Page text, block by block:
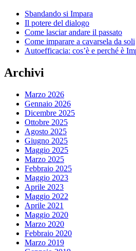
Sbandando si Impara
Il potere del dialogo
Come lasciar andare il passato
Come imparare a cavarsela da soli
Autoefficacia: cos’è e perché è
Archivi
Marzo 2026
Gennaio 2026
Dicembre 2025
Ottobre 2025
Agosto 2025
Giugno 2025
Maggio 2025
Marzo 2025
Febbraio 2025
Maggio 2023
Aprile 2023
Maggio 2022
Aprile 2021
Maggio 2020
Marzo 2020
Febbraio 2020
Marzo 2019